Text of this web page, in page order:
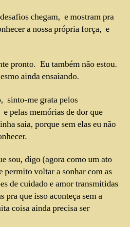
chegam, e mostram pra
a nossa própria força, e
pronto. Eu também não estou.
ainda ensaiando.
sinto-me grata pelos
pelas memórias de dor que
saia, porque sem elas eu não
sou, digo (agora como um ato
permito voltar a sonhar com as
de cuidado e amor transmitidas
pra que isso aconteça sem a
coisa ainda precisa ser